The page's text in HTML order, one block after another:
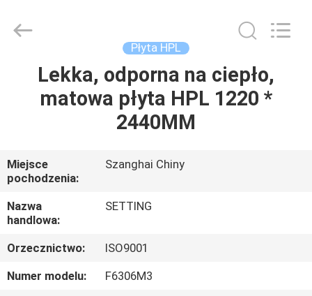
DOM
O
NAS
WYCIECZKA
PO
FABRYCE
Setting
Decorating
Płyta HPL
Lekka, odporna na ciepło,
matowa płyta HPL 1220 *
2440MM
Miejsce
pochodzenia:
Szanghai Chiny
Nazwa
handlowa:
SETTING
Orzecznictwo:
ISO9001
Numer modelu:
F6306M3